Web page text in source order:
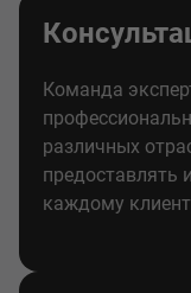
Команда
различных
предоставлять
каждому